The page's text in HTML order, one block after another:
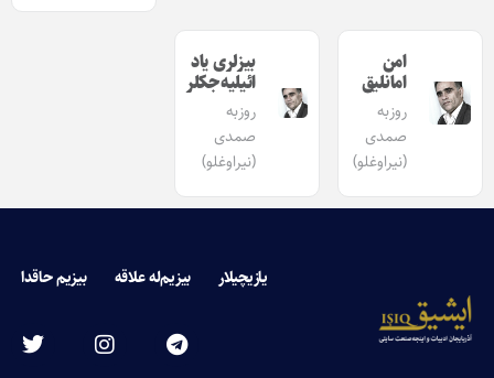
امن
امانلیق
روزبه
صمدی
(نیراوغلو)
بیزلری یاد
ائیلیه‌جکلر
روزبه
صمدی
(نیراوغلو)
یازیچیلار بیزیم‌له علاقه بیزیم حاقدا